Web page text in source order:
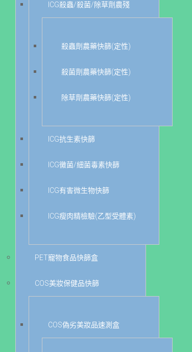
ICG殺蟲/殺菌/除草劑農殘
殺蟲劑農藥快篩(定性)
殺菌劑農藥快篩(定性)
除草劑農藥快篩(定性)
ICG抗生素快篩
ICG黴菌/細菌毒素快篩
ICG有害微生物快篩
ICG瘦肉精檢驗(乙型受體素)
PET寵物食品快篩盒
COS美妝保健品快篩
COS偽劣美妝品速測盒